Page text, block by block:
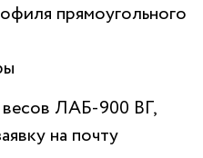
прямоугольного
ЛАБ-900 ВГ,
на почту